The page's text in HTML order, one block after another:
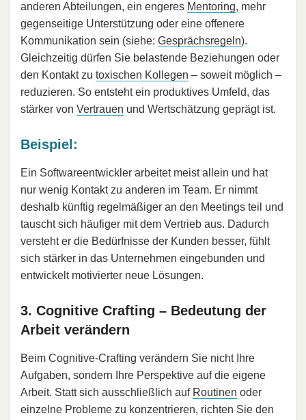
anderen Abteilungen, ein engeres Mentoring, mehr
gegenseitige Unterstützung oder eine offenere
Kommunikation sein (siehe: Gesprächsregeln).
Gleichzeitig dürfen Sie belastende Beziehungen oder
den Kontakt zu toxischen Kollegen – soweit möglich –
reduzieren. So entsteht ein produktives Umfeld, das
stärker von Vertrauen und Wertschätzung geprägt ist.
Beispiel:
Ein Softwareentwickler arbeitet meist allein und hat
nur wenig Kontakt zu anderen im Team. Er nimmt
deshalb künftig regelmäßiger an den Meetings teil und
tauscht sich häufiger mit dem Vertrieb aus. Dadurch
versteht er die Bedürfnisse der Kunden besser, fühlt
sich stärker in das Unternehmen eingebunden und
entwickelt motivierter neue Lösungen.
3. Cognitive Crafting – Bedeutung der
Arbeit verändern
Beim Cognitive-Crafting verändern Sie nicht Ihre
Aufgaben, sondern Ihre Perspektive auf die eigene
Arbeit. Statt sich ausschließlich auf Routinen oder
einzelne Probleme zu konzentrieren, richten Sie den